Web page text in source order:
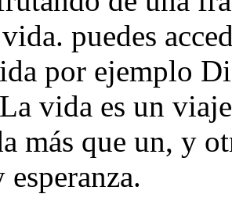
puedes
por ejemplo
vida es un
más que un, y